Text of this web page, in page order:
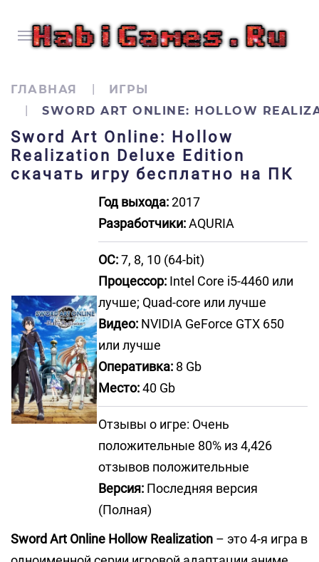
ГЛАВНАЯ
ИГРЫ
SWORD ART ONLINE: HOLLOW
Sword Art Online: Hollow
Realization Deluxe Edition
скачать игру бесплатно на ПК
Год выхода:2017
Разработчики:AQURIA
ОС:7, 8, 10 (64-bit)
Процессор: Intel Core i5-4460 или
лучше; Quad-core или лучше
Видео: NVIDIA GeForce GTX 650
или лучше
Оперативка: 8 Gb
Место:40 Gb
Отзывы о игре: Очень
положительные 80% из 4,426
отзывов положительные
Версия: Последняя версия
(Полная)
Sword Art Online Hollow Realization – это 4-я игра в